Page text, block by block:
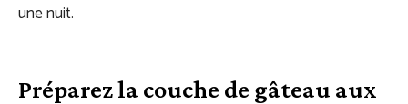
une nuit.
Préparez la couche de gâteau aux